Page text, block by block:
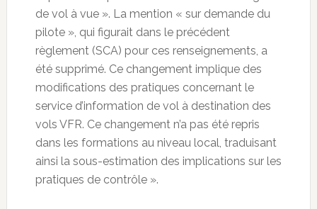
de vol à vue ». La mention « sur demande du
pilote », qui figurait dans le précédent
règlement (SCA) pour ces renseignements, a
été supprimé. Ce changement implique des
modifications des pratiques concernant le
service d’information de vol à destination des
vols VFR. Ce changement n’a pas été repris
dans les formations au niveau local, traduisant
ainsi la sous-estimation des implications sur les
pratiques de contrôle ».